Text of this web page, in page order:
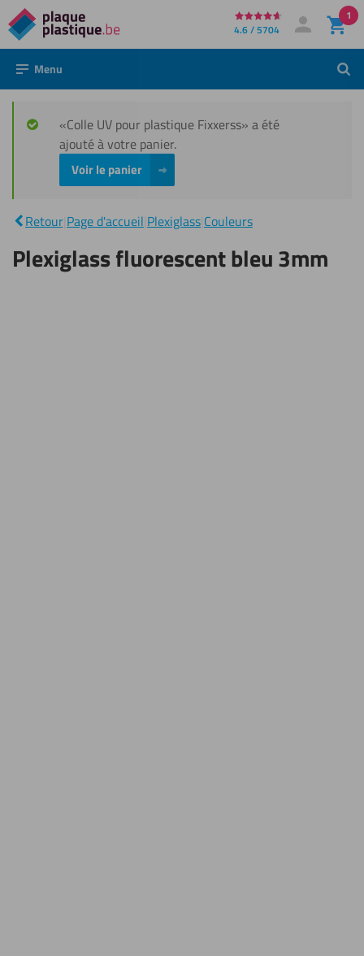
Directement
au
contenu
4.6 / 5704 Mon compte
Se connecter
1
Menu
«Colle UV pour plastique Fixxerss» a été
ajouté à votre panier.
Voir le panier
Retour Page d'accueil Plexiglass Couleurs
fluorescent
bleu 3mm
Plexiglass fluorescent bleu 3mm